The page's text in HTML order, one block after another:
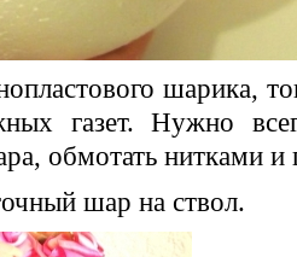
шарика,
газет. Нужно
обмотать нитками и
шар на ствол.